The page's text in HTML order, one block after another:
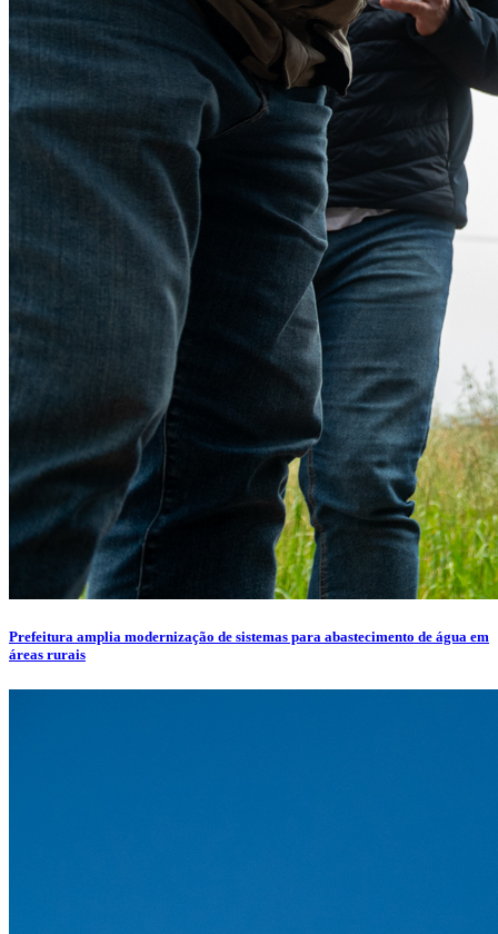
Prefeitura amplia modernização de sistemas para abastecimento de água em
áreas rurais